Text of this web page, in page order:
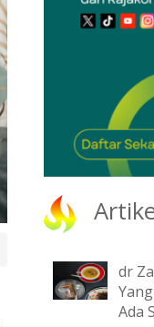
dr
Ada